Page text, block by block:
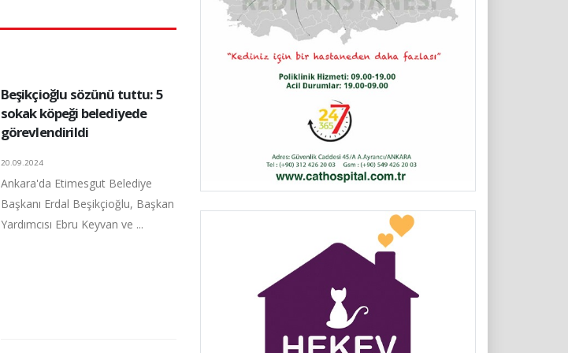
Beşikçioğlu sözünü tuttu: 5
sokak köpeği belediyede
görevlendirildi
20.09.2024
Ankara'da Etimesgut Belediye
Başkanı Erdal Beşikçioğlu, Başkan
Yardımcısı Ebru Keyvan ve ...